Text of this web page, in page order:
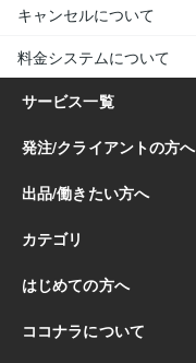
キャンセルについて
料金システムについて